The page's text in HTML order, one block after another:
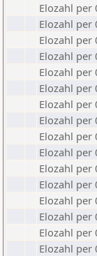
Elozahl per
Elozahl per
Elozahl per
Elozahl per
Elozahl per
Elozahl per
Elozahl per
Elozahl per
Elozahl per
Elozahl per
Elozahl per
Elozahl per
Elozahl per
Elozahl per
Elozahl per
Elozahl per